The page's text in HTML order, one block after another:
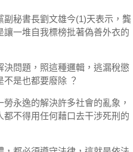
秘書長劉文雄今(1)天表示，龔
一堆自我標榜批著偽善外衣的
問題，照這種邏輯，逃漏稅懲
是也都要廢除 ？
永逸的解決許多社會的亂象，
不得用任何藉口去干涉死刑的